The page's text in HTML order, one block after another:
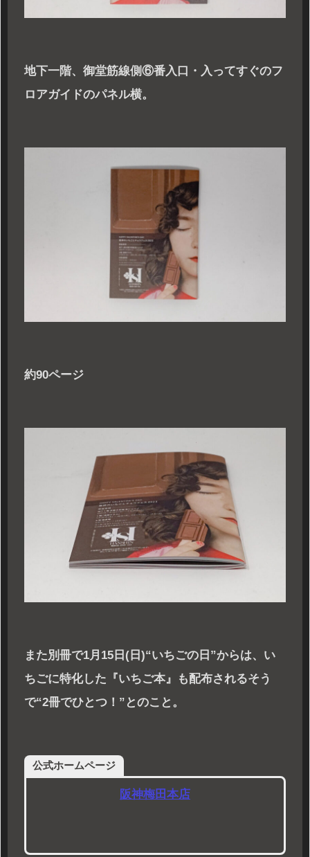
地下一階、御堂筋線側⑥番入口・入ってすぐのフ
ロアガイドのパネル横。
約90ページ
また別冊で1月15日(日)“いちごの日”からは、い
ちごに特化した『いちご本』も配布されるそう
で“2冊でひとつ！”とのこと。
公式ホームページ
阪神梅田本店